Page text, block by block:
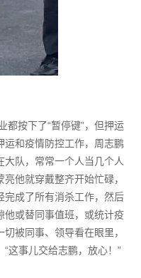
都按下了“暂停键”，但押运
运和疫情防控工作，周志鹏
队，常常一个人当几个人
他就穿戴整齐开始忙碌，
完成了所有消杀工作，然后
他或替同事值班，或统计疫
被同事、领导看在眼里，
这事儿交给志鹏，放心！”